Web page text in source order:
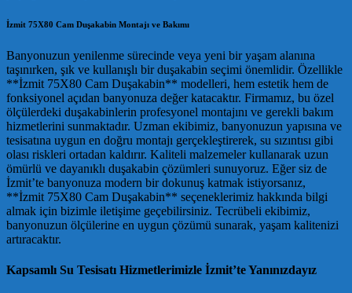
İzmit 75X80 Cam Duşakabin Montajı ve Bakımı
Banyonuzun yenilenme sürecinde veya yeni bir yaşam alanına
taşınırken, şık ve kullanışlı bir duşakabin seçimi önemlidir. Özellikle
**İzmit 75X80 Cam Duşakabin** modelleri, hem estetik hem de
fonksiyonel açıdan banyonuza değer katacaktır. Firmamız, bu özel
ölçülerdeki duşakabinlerin profesyonel montajını ve gerekli bakım
hizmetlerini sunmaktadır. Uzman ekibimiz, banyonuzun yapısına ve
tesisatına uygun en doğru montajı gerçekleştirerek, su sızıntısı gibi
olası riskleri ortadan kaldırır. Kaliteli malzemeler kullanarak uzun
ömürlü ve dayanıklı duşakabin çözümleri sunuyoruz. Eğer siz de
İzmit’te banyonuza modern bir dokunuş katmak istiyorsanız,
**İzmit 75X80 Cam Duşakabin** seçeneklerimiz hakkında bilgi
almak için bizimle iletişime geçebilirsiniz. Tecrübeli ekibimiz,
banyonuzun ölçülerine en uygun çözümü sunarak, yaşam kalitenizi
artıracaktır.
Kapsamlı Su Tesisatı Hizmetlerimizle İzmit’te Yanınızdayız